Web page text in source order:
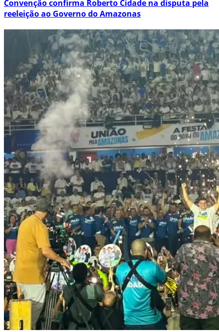
Convenção confirma Roberto Cidade na disputa pela
reeleição ao Governo do Amazonas